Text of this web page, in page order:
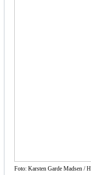
Foto: Karsten Garde Madsen /